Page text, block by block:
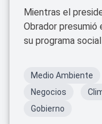
Mientras el
Obrador
su programa
maderables en el
desconoce cuál
supuesta mega
Medio Ambiente
Negocios
Gobierno